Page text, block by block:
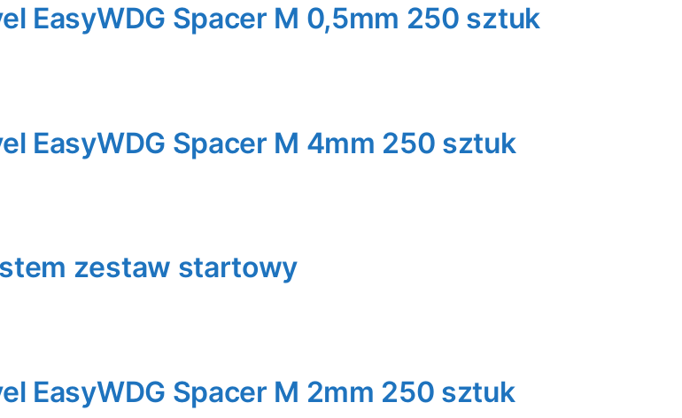
EasyWDG Spacer M 0,5mm 250 sztuk
EasyWDG Spacer M 4mm 250 sztuk
zestaw startowy
EasyWDG Spacer M 2mm 250 sztuk